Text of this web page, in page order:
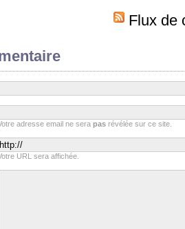
Flux de
adresse email ne serapas révélée sur ce site.
URL sera affichée.